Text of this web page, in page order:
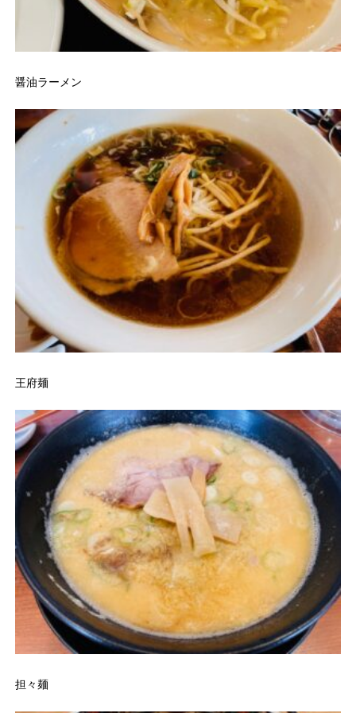
醤油ラーメン
王府麺
担々麺